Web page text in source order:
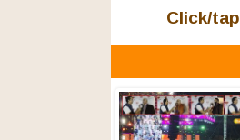
Click/